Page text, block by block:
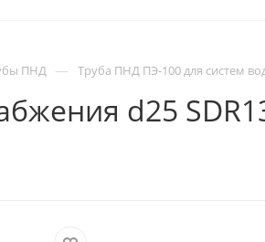
ПНД — Труба ПНД ПЭ-100 для систем
d25